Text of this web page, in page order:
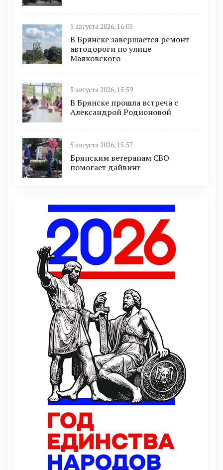
5 августа 2026, 16:03
В Брянске завершается ремонт
автодороги по улице
Маяковского
5 августа 2026, 15:59
В Брянске прошла встреча с
Александрой Родионовой
5 августа 2026, 15:57
Брянским ветеранам СВО
помогает дайвинг